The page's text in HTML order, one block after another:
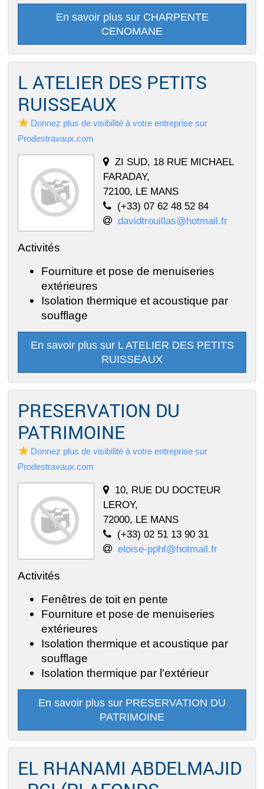
En savoir plus sur CHARPENTE
CENOMANE
L ATELIER DES PETITS
RUISSEAUX
Donnez plus de visibilité à votre entreprise sur
Prodestravaux.com
ZI SUD, 18 RUE MICHAEL
FARADAY,
72100, LE MANS
(+33) 07 62 48 52 84
davidtrouillas@hotmail.fr
Activités
Fourniture et pose de menuiseries
extérieures
Isolation thermique et acoustique par
soufflage
En savoir plus sur L ATELIER DES PETITS
RUISSEAUX
PRESERVATION DU
PATRIMOINE
Donnez plus de visibilité à votre entreprise sur
Prodestravaux.com
10, RUE DU DOCTEUR
LEROY,
72000, LE MANS
(+33) 02 51 13 90 31
eloise-pphf@hotmail.fr
Activités
Fenêtres de toit en pente
Fourniture et pose de menuiseries
extérieures
Isolation thermique et acoustique par
soufflage
Isolation thermique par l'extérieur
En savoir plus sur PRESERVATION DU
PATRIMOINE
EL RHANAMI ABDELMAJID